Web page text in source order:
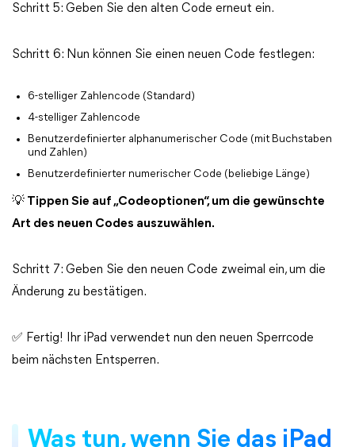
Schritt 5: Geben Sie den alten Code erneut ein.
Schritt 6: Nun können Sie einen neuen Code festlegen:
6-stelliger Zahlencode (Standard)
4-stelliger Zahlencode
Benutzerdefinierter alphanumerischer Code (mit Buchstaben
und Zahlen)
Benutzerdefinierter numerischer Code (beliebige Länge)
💡 Tippen Sie auf „Codeoptionen“, um die gewünschte
Art des neuen Codes auszuwählen.
Schritt 7: Geben Sie den neuen Code zweimal ein, um die
Änderung zu bestätigen.
✅ Fertig! Ihr iPad verwendet nun den neuen Sperrcode
beim nächsten Entsperren.
Was tun, wenn Sie das iPad